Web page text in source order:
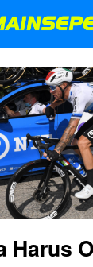
Harus